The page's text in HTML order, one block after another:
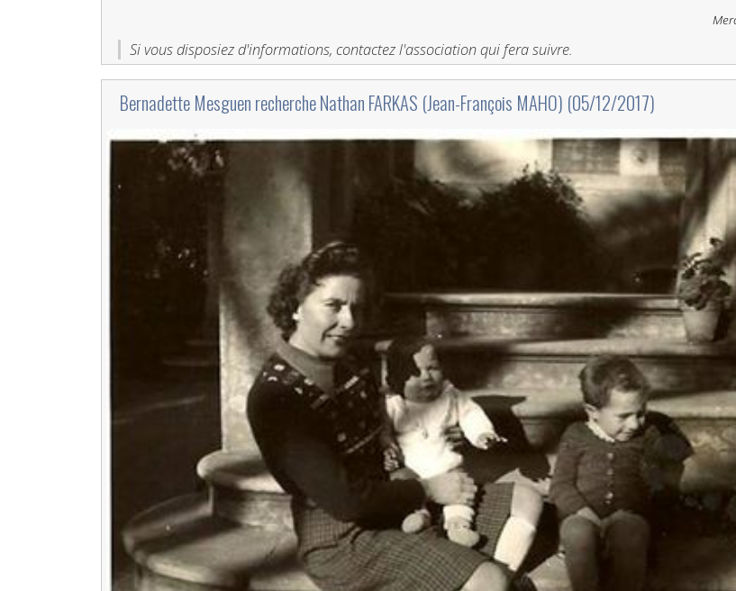
Si vous disposiez d'informations, contactez l'association qui fera suivre.
‎Bernadette Mesguen recherche Nathan FARKAS (Jean-François MAHO)‎ (05/12/2017)